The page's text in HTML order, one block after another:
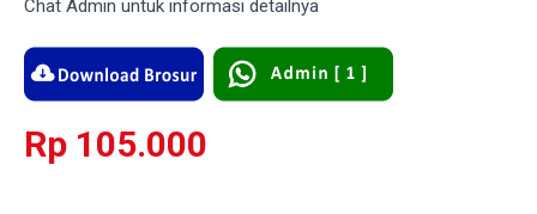
Chat Admin untuk informasi detailnya
Rp 105.000